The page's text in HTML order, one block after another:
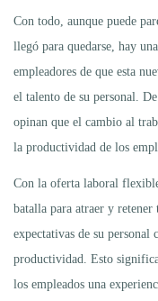
Con todo, aunque puede
llegó para quedarse, hay
empleadores de que esta
el talento de su personal.
opinan que el cambio al
la productividad de los
Con la oferta laboral
batalla para atraer y retener
expectativas de su personal
productividad. Esto
los empleados una